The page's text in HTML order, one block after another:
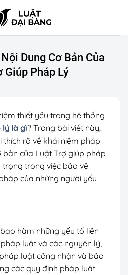
Dung Cơ Bản Của
Giúp Pháp Lý
thiết yếu trong hệ thống
lý là gì? Trong bài viết này,
thích rõ về khái niệm pháp
bản của Luật Trợ giúp pháp
trọng trong việc bảo vệ
của những người yếu
hàm những yếu tố liên
luật và các nguyên lý,
luật công nhận và bảo
các quy định pháp luật